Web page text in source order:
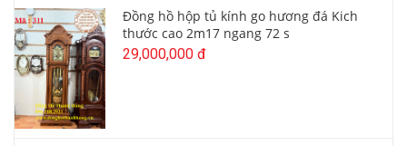
Đồng hồ hộp tủ kính go hương đá Kich
thước cao 2m17 ngang 72 s
29,000,000 đ